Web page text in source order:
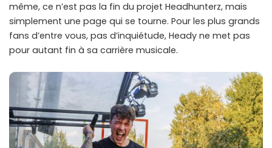
même, ce n’est pas la fin du projet Headhunterz, mais
simplement une page qui se tourne. Pour les plus grands
fans d’entre vous, pas d’inquiétude, Heady ne met pas
pour autant fin à sa carrière musicale.